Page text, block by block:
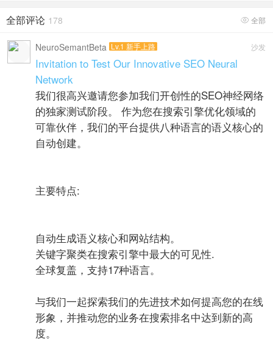
 全部
全部评论 178
沙发
NeuroSemantBeta Lv.1 新手上路
Invitation to Test Our Innovative SEO Neural
Network
我们很高兴邀请您参加我们开创性的SEO神经网络
的独家测试阶段。 作为您在搜索引擎优化领域的
可靠伙伴，我们的平台提供八种语言的语义核心的
自动创建。
主要特点:
自动生成语义核心和网站结构。
关键字聚类在搜索引擎中最大的可见性.
全球复盖，支持17种语言。
与我们一起探索我们的先进技术如何提高您的在线
形象，并推动您的业务在搜索排名中达到新的高
度。